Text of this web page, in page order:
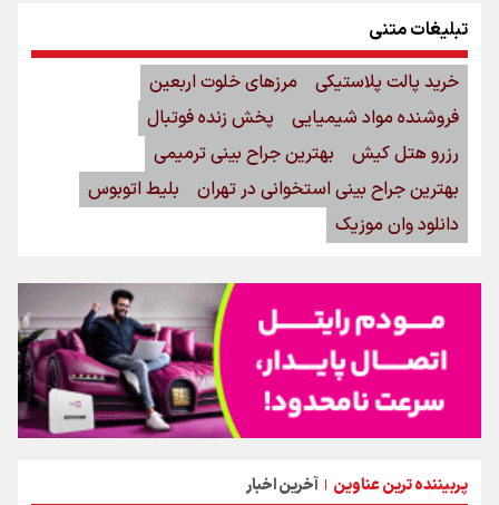
پربیننده ترین عناوین | آخرین اخبار
تبلیغات متنی
خرید پالت پلاستیکی
مرزهای خلوت اربعین
فروشنده مواد شیمیایی
پخش زنده فوتبال
رزرو هتل کیش
بهترین جراح بینی ترمیمی
بهترین جراح بینی استخوانی در تهران
بلیط اتوبوس
دانلود وان موزیک